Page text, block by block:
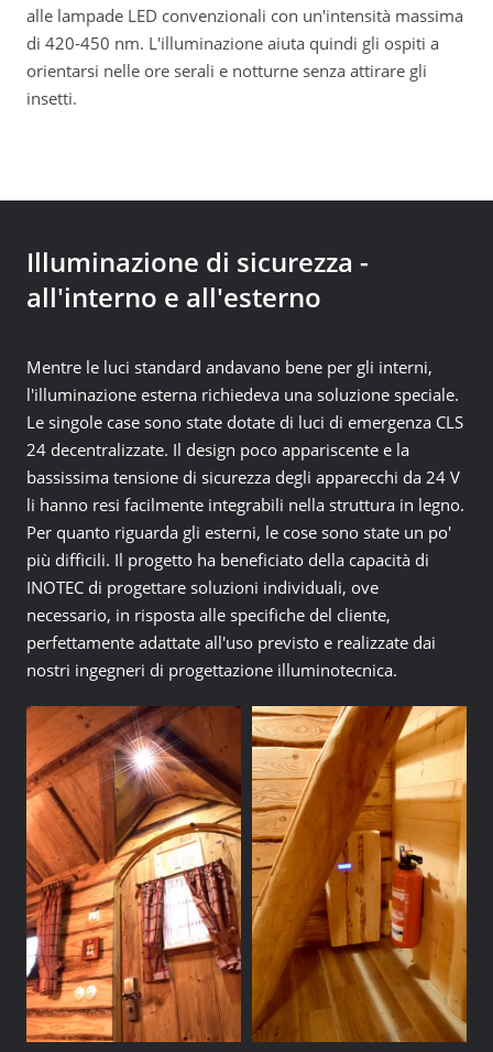
alle lampade LED convenzionali con un'intensità massima
di 420-450 nm. L'illuminazione aiuta quindi gli ospiti a
orientarsi nelle ore serali e notturne senza attirare gli
insetti.
Illuminazione di sicurezza -
all'interno e all'esterno
Mentre le luci standard andavano bene per gli interni,
l'illuminazione esterna richiedeva una soluzione speciale.
Le singole case sono state dotate di luci di emergenza CLS
24 decentralizzate. Il design poco appariscente e la
bassissima tensione di sicurezza degli apparecchi da 24 V
li hanno resi facilmente integrabili nella struttura in legno.
Per quanto riguarda gli esterni, le cose sono state un po'
più difficili. Il progetto ha beneficiato della capacità di
INOTEC di progettare soluzioni individuali, ove
necessario, in risposta alle specifiche del cliente,
perfettamente adattate all'uso previsto e realizzate dai
nostri ingegneri di progettazione illuminotecnica.